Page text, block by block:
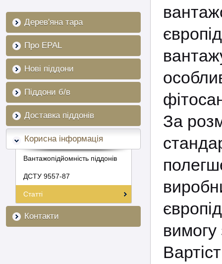
Дерев'яна тара
Про EPAL
Нові піддони
Піддони б/в
Доставка піддонів
Корисна інформація
Вантажопідйомність піддонів
ДСТУ 9557-87
Статті
Контакти
За